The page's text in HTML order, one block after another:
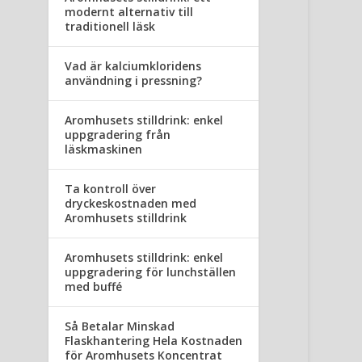
modernt alternativ till
traditionell läsk
Vad är kalciumkloridens
användning i pressning?
Aromhusets stilldrink: enkel
uppgradering från
läskmaskinen
Ta kontroll över
dryckeskostnaden med
Aromhusets stilldrink
Aromhusets stilldrink: enkel
uppgradering för lunchställen
med buffé
Så Betalar Minskad
Flaskhantering Hela Kostnaden
för Aromhusets Koncentrat